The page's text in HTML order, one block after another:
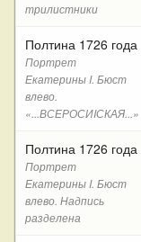
трилистники
Полтина 1726 года
Портрет
Екатерины I. Бюст
влево.
«...ВСЕРОСИIСКАЯ...»
Полтина 1726 года
Портрет
Екатерины I. Бюст
влево. Надпись
разделена